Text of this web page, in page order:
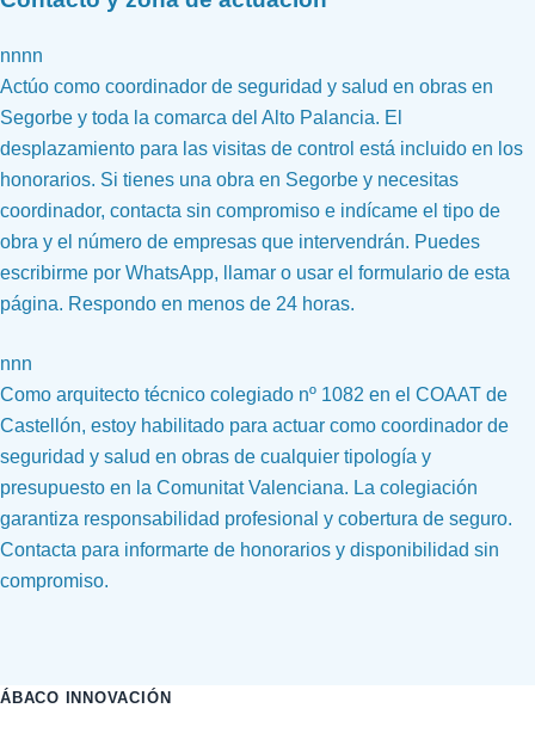
nnnn
Actúo como coordinador de seguridad y salud en obras en
Segorbe y toda la comarca del Alto Palancia. El
desplazamiento para las visitas de control está incluido en los
honorarios. Si tienes una obra en Segorbe y necesitas
coordinador, contacta sin compromiso e indícame el tipo de
obra y el número de empresas que intervendrán. Puedes
escribirme por WhatsApp, llamar o usar el formulario de esta
página. Respondo en menos de 24 horas.
nnn
Como arquitecto técnico colegiado nº 1082 en el COAAT de
Castellón, estoy habilitado para actuar como coordinador de
seguridad y salud en obras de cualquier tipología y
presupuesto en la Comunitat Valenciana. La colegiación
garantiza responsabilidad profesional y cobertura de seguro.
Contacta para informarte de honorarios y disponibilidad sin
compromiso.
ÁBACO INNOVACIÓN